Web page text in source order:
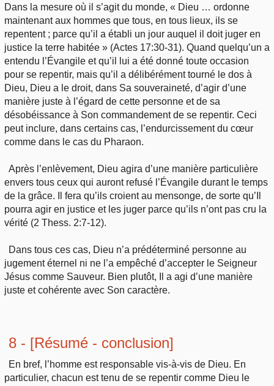
Dans la mesure où il s’agit du monde, « Dieu … ordonne
maintenant aux hommes que tous, en tous lieux, ils se
repentent ; parce qu’il a établi un jour auquel il doit juger en
justice la terre habitée » (Actes 17:30-31). Quand quelqu’un a
entendu l’Évangile et qu’il lui a été donné toute occasion
pour se repentir, mais qu’il a délibérément tourné le dos à
Dieu, Dieu a le droit, dans Sa souveraineté, d’agir d’une
manière juste à l’égard de cette personne et de sa
désobéissance à Son commandement de se repentir. Ceci
peut inclure, dans certains cas, l’endurcissement du cœur
comme dans le cas du Pharaon.
Après l’enlèvement, Dieu agira d’une manière particulière
envers tous ceux qui auront refusé l’Évangile durant le temps
de la grâce. Il fera qu’ils croient au mensonge, de sorte qu’Il
pourra agir en justice et les juger parce qu’ils n’ont pas cru la
vérité (2 Thess. 2:7-12).
Dans tous ces cas, Dieu n’a prédéterminé personne au
jugement éternel ni ne l’a empêché d’accepter le Seigneur
Jésus comme Sauveur. Bien plutôt, Il a agi d’une manière
juste et cohérente avec Son caractère.
8 - [Résumé - conclusion]
En bref, l’homme est responsable vis-à-vis de Dieu. En
particulier, chacun est tenu de se repentir comme Dieu le